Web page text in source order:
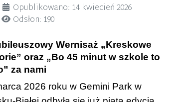
Opublikowano: 14 kwiecień 2026
Odsłon: 190
Wernisaż „Kreskowe
oraz „Bo 45 minut w szkole to
za nami
2026 roku w Gemini Park w